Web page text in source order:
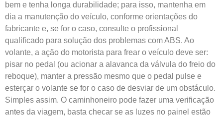
bem e tenha longa durabilidade; para isso, mantenha em
dia a manutenção do veículo, conforme orientações do
fabricante e, se for o caso, consulte o profissional
qualificado para solução dos problemas com ABS. Ao
volante, a ação do motorista para frear o veículo deve ser:
pisar no pedal (ou acionar a alavanca da válvula do freio do
reboque), manter a pressão mesmo que o pedal pulse e
esterçar o volante se for o caso de desviar de um obstáculo.
Simples assim. O caminhoneiro pode fazer uma verificação
antes da viagem, basta checar se as luzes no painel estão